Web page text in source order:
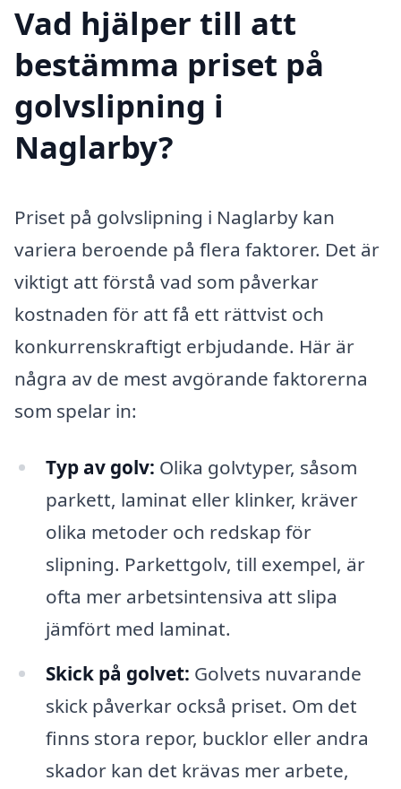
Vad hjälper till att
bestämma priset på
golvslipning i
Naglarby?
Priset på golvslipning i Naglarby kan
variera beroende på flera faktorer. Det är
viktigt att förstå vad som påverkar
kostnaden för att få ett rättvist och
konkurrenskraftigt erbjudande. Här är
några av de mest avgörande faktorerna
som spelar in:
Typ av golv: Olika golvtyper, såsom
parkett, laminat eller klinker, kräver
olika metoder och redskap för
slipning. Parkettgolv, till exempel, är
ofta mer arbetsintensiva att slipa
jämfört med laminat.
Skick på golvet: Golvets nuvarande
skick påverkar också priset. Om det
finns stora repor, bucklor eller andra
skador kan det krävas mer arbete,